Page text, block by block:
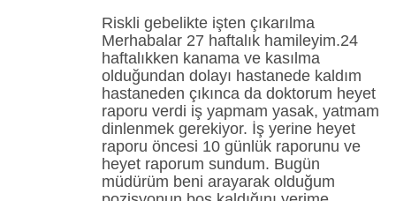
Riskli gebelikte işten çıkarılma
Merhabalar 27 haftalık hamileyim.24
haftalıkken kanama ve kasılma
olduğundan dolayı hastanede kaldım
hastaneden çıkınca da doktorum heyet
raporu verdi iş yapmam yasak, yatmam
dinlenmek gerekiyor. İş yerine heyet
raporu öncesi 10 günlük raporunu ve
heyet raporum sundum. Bugün
müdürüm beni arayarak olduğum